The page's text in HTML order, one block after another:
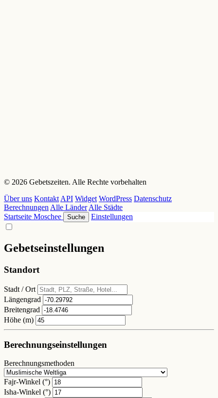
© 2026 Gebetszeiten. Alle Rechte vorbehalten
Über uns KontaktAPI Widget WordPress Datenschutz
BerechnungenAlle LänderAlle Städte
Startseite Moschee Suche Einstellungen
Gebetseinstellungen
Standort
Stadt / Ort
Längengrad
Breitengrad
Höhe (m)
Berechnungseinstellungen
Berechnungsmethoden
Fajr-Winkel (°)
Isha-Winkel (°)